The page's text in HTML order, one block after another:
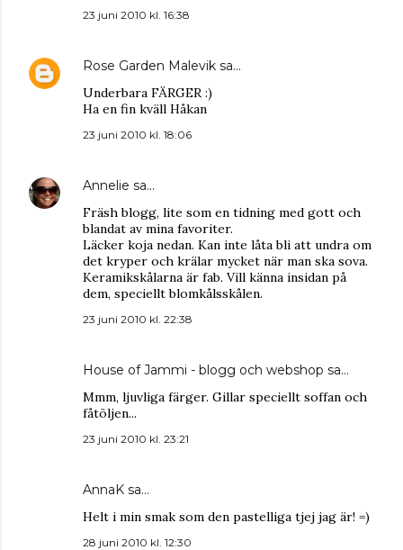
23 juni 2010 kl. 16:38
Rose Garden Malevik sa…
Underbara FÄRGER :)
Ha en fin kväll Håkan
23 juni 2010 kl. 18:06
Annelie sa…
Fräsh blogg, lite som en tidning med gott och
blandat av mina favoriter.
Läcker koja nedan. Kan inte låta bli att undra om
det kryper och krälar mycket när man ska sova.
Keramikskålarna är fab. Vill känna insidan på
dem, speciellt blomkålsskålen.
23 juni 2010 kl. 22:38
House of Jammi - blogg och webshop sa…
Mmm, ljuvliga färger. Gillar speciellt soffan och
fåtöljen...
23 juni 2010 kl. 23:21
AnnaK sa…
Helt i min smak som den pastelliga tjej jag är! =)
28 juni 2010 kl. 12:30